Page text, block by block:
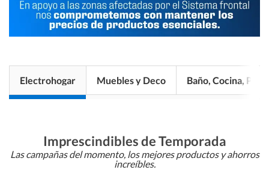
Electrohogar Muebles y Deco Baño, Cocina, Pisos
Imprescindibles de Temporada
Las campañas del momento, los mejores productos y ahorros
increíbles.